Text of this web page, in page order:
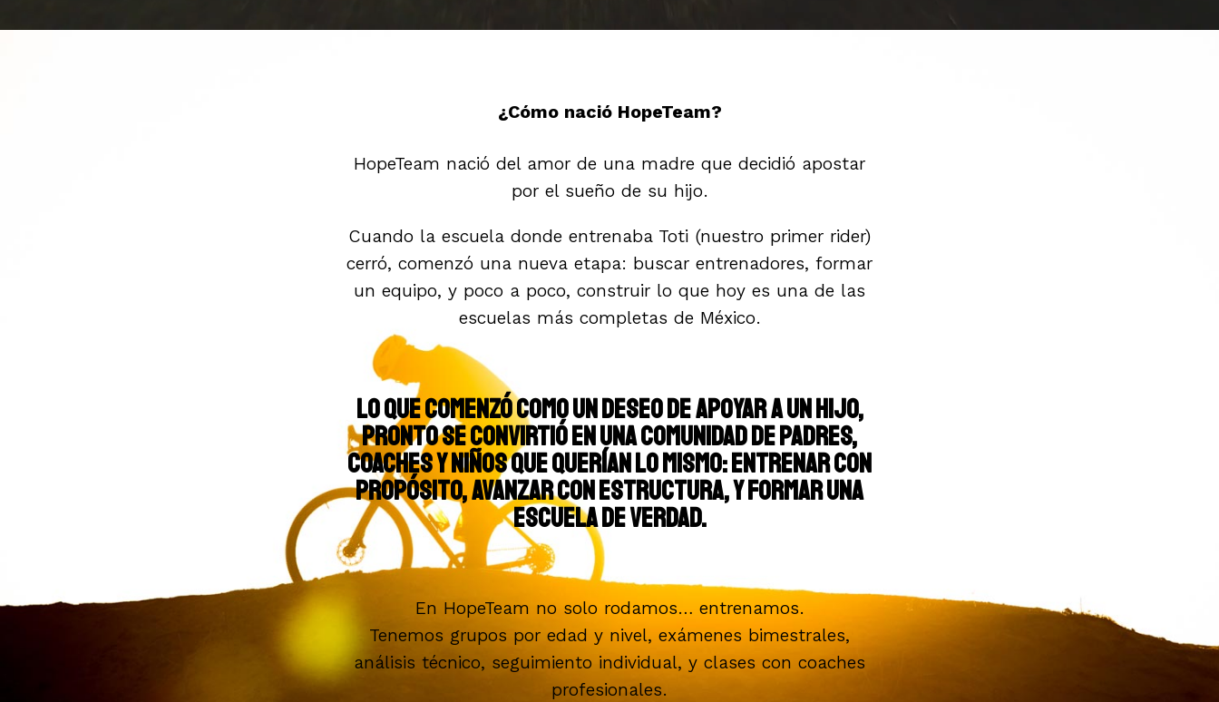
¿Cómo nació HopeTeam?
HopeTeam nació del amor de una madre que decidió apostar
por el sueño de su hijo.
Cuando la escuela donde entrenaba Toti (nuestro primer rider)
cerró, comenzó una nueva etapa: buscar entrenadores, formar
un equipo, y poco a poco, construir lo que hoy es una de las
escuelas más completas de México.
Lo que comenzó como un deseo de apoyar a un hijo,
pronto se convirtió en una comunidad de padres,
coaches y niños que querían lo mismo: entrenar con
propósito, avanzar con estructura, y formar una
escuela de verdad.
En HopeTeam no solo rodamos… entrenamos.
Tenemos grupos por edad y nivel, exámenes bimestrales,
análisis técnico, seguimiento individual, y clases con coaches
profesionales.